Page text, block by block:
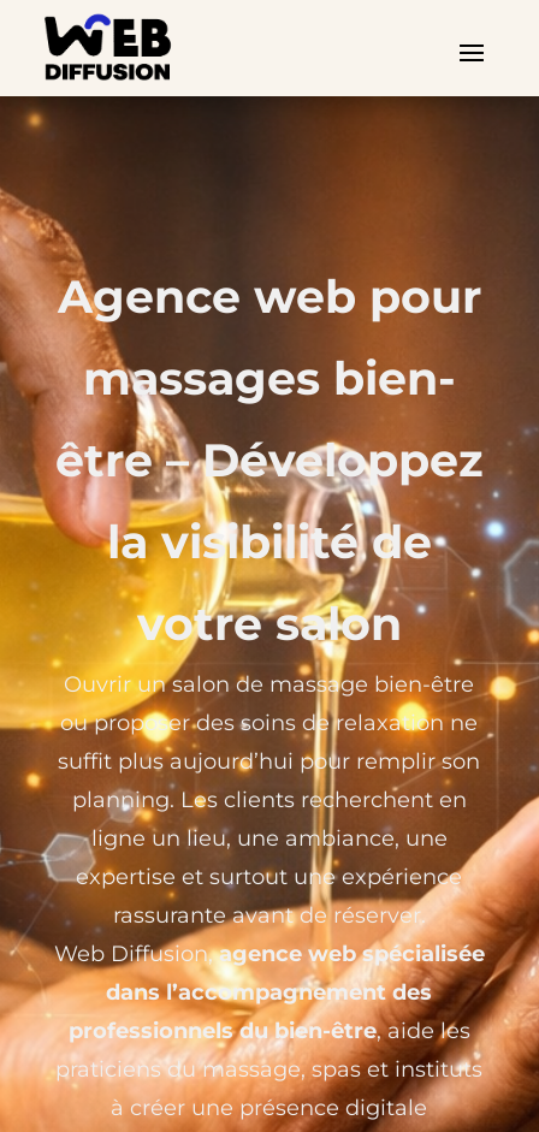
Agence web pour
massages bien-
être – Développez
la visibilité de
votre salon
Ouvrir un salon de massage bien-être
ou proposer des soins de relaxation ne
suffit plus aujourd’hui pour remplir son
planning. Les clients recherchent en
ligne un lieu, une ambiance, une
expertise et surtout une expérience
rassurante avant de réserver.
Web Diffusion,agence web spécialisée
dans l’accompagnement des
professionnels du bien-être, aide les
praticiens du massage, spas et instituts
à créer une présence digitale